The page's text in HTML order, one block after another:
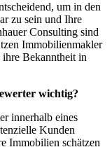
um in den
zu sein und Ihre
Consulting sind
Immobilienmakler
ihre Bekanntheit in
wichtig?
innerhalb eines
Kunden
Immobilien schätzen